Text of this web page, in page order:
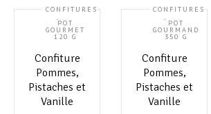
CONFITURES
,
POT
GOURMET
120 G
Confiture
Pommes,
Pistaches et
Vanille
CONFITURES
,
POT
GOURMAND
350 G
Confiture
Pommes,
Pistaches et
Vanille